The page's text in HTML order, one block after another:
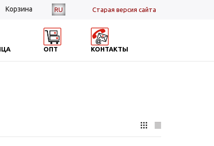
RU Cтарая версия сайта
Корзина
ОПТ КОНТАКТЫ